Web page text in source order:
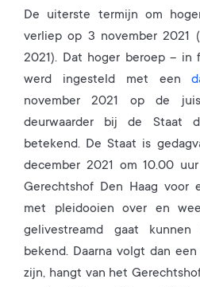
De uiterste termijn om
verliep op 3 november 2021
2021). Dat hoger beroep – in
werd ingesteld met een
november 2021 op de
deurwaarder bij de Staat
betekend. De Staat is
december 2021 om 10.00
Gerechtshof Den Haag voor
met pleidooien over en
gelivestreamd gaat
bekend. Daarna volgt dan
zijn, hangt van het